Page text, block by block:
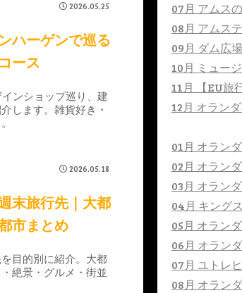
2026.05.25
ハーゲンで巡る
ース
ンショップ巡り、建
します。雑貨好き・
2026.05.18
末旅行先｜大都
市まとめ
目的別に紹介。大都
絶景・グルメ・街並
07月 アムス
08月 アムス
09月 ダム広
10月 ミュー
11月 【EU旅
12月 オラン
01月 オラン
02月 オラン
03月 オラン
04月 キング
05月 オラン
06月 オラン
07月 ユトレ
08月 オラン